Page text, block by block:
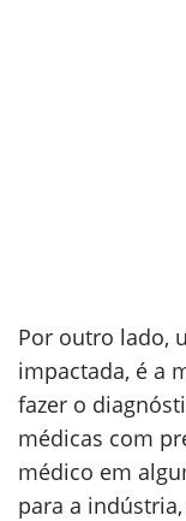
Por outro lado,
impactada, é a
fazer o
médicas com
médico em
para a